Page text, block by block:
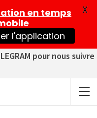
pour nous suivre
en temps
l'application
X